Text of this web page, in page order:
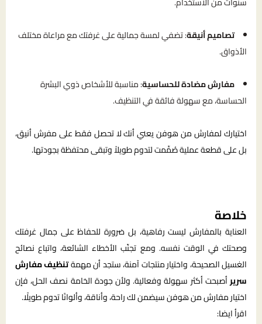
تصاميم أنيقة: تضفي لمسة جمالية على غرفتك مع مراعاة مختلف
الأذواق.
مفارش مضادة للحساسية: مناسبة للأشخاص ذوي البشرة
الحساسة، مع سهولة فائقة في التنظيف.
اختيارك لمفارش من هوفن يعني أنك لا تحصل فقط على مفرش أنيق،
بل على قطعة عملية صُمِّمت لتدوم طويلاً وتبقى محتفظة بجودتها.
خلاصة
العناية بالمفارش ليست رفاهية، بل ضرورة للحفاظ على جمال غرفتك
وصحتك في الوقت نفسه. ومع تجنّب الأخطاء الشائعة، واتباع نصائح
الغسيل الصحيحة، واختيار منتجات آمنة، ستجد أن مهمةتنظيف مفارش
سريرأصبحت أكثر سهولة وفعالية. ولأن جودة الخامة نصف الحل، فإن
اختيار مفارش من هوفن سيضمن لك راحة، وأناقة، وألوانًا تدوم طويلًا.
اقرأ ايضا: